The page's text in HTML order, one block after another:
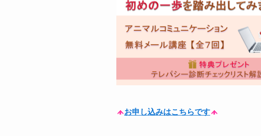
お申し込みはこちらです